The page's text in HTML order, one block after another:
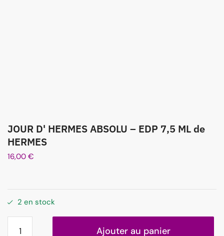
JOUR D' HERMES ABSOLU – EDP 7,5 ML de
HERMES
16,00 €
2 en stock
Ajouter au panier